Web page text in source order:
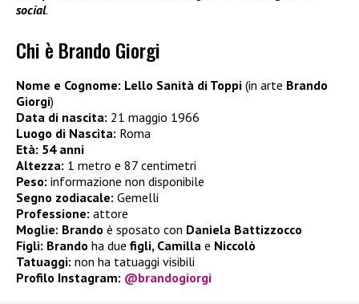
social.
Chi è Brando Giorgi
Nome e Cognome: Lello Sanità di Toppi (in arte Brando
Giorgi)
Data di nascita: 21 maggio 1966
Luogo di Nascita: Roma
Età: 54 anni
Altezza: 1 metro e 87 centimetri
Peso: informazione non disponibile
Segno zodiacale: Gemelli
Professione: attore
Moglie: Brando è sposato con Daniela Battizzocco
Figli: Brando ha due figli, Camilla e Niccolò
Tatuaggi: non ha tatuaggi visibili
Profilo Instagram: @brandogiorgi